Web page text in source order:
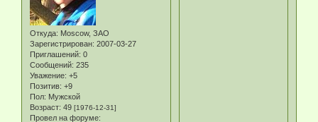
Откуда: Moscow, ЗАО
Зарегистрирован: 2007-03-27
Приглашений: 0
Сообщений: 235
Уважение: +5
Позитив: +9
Пол: Мужской
Возраст: 49 [1976-12-31]
Провел на форуме: